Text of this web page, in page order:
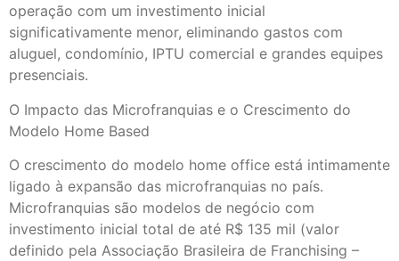
operação com um investimento inicial
significativamente menor, eliminando gastos com
aluguel, condomínio, IPTU comercial e grandes equipes
presenciais.
O Impacto das Microfranquias e o Crescimento do
Modelo Home Based
O crescimento do modelo home office está intimamente
ligado à expansão das microfranquias no país.
Microfranquias são modelos de negócio com
investimento inicial total de até R$ 135 mil (valor
definido pela Associação Brasileira de Franchising –